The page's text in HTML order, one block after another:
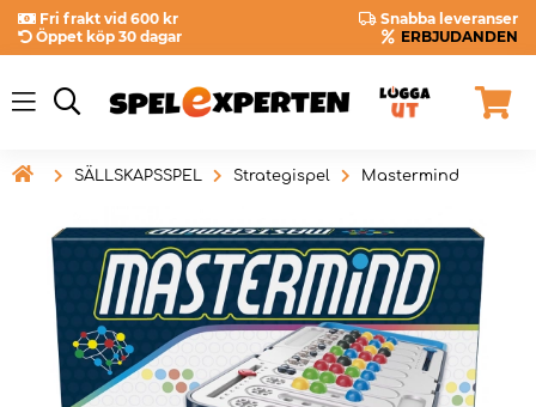
Fri frakt vid 600 kr
Snabba leveranser
Öppet köp 30 dagar
ERBJUDANDEN
 SÄLLSKAPSSPEL Strategispel Mastermind